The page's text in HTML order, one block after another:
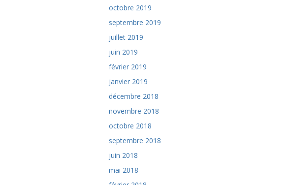
octobre 2019
septembre 2019
juillet 2019
juin 2019
février 2019
janvier 2019
décembre 2018
novembre 2018
octobre 2018
septembre 2018
juin 2018
mai 2018